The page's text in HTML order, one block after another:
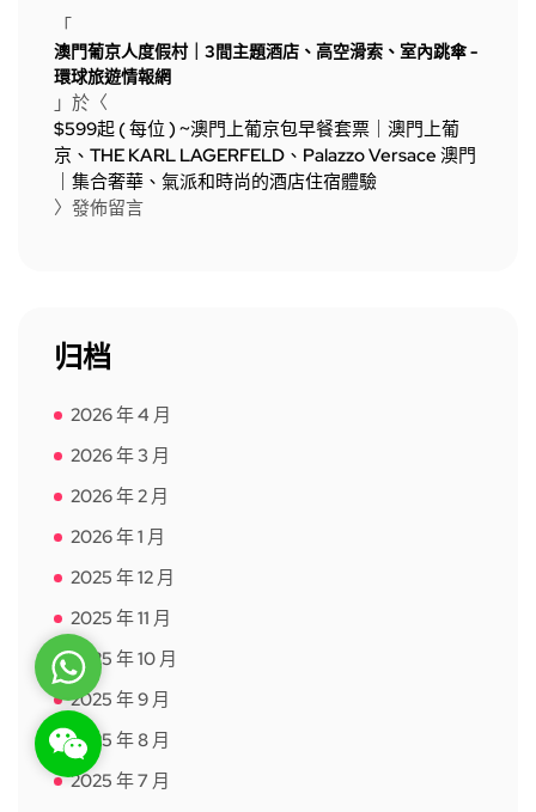
「
澳門葡京人度假村｜3間主題酒店、高空滑索、室內跳傘 -
環球旅遊情報網
」於〈
$599起 ( 每位 ) ~澳門上葡京包早餐套票｜澳門上葡
京、THE KARL LAGERFELD、Palazzo Versace 澳門
｜集合奢華、氣派和時尚的酒店住宿體驗
〉發佈留言
归档
2026 年 4 月
2026 年 3 月
2026 年 2 月
2026 年 1 月
2025 年 12 月
2025 年 11 月
2025 年 10 月
2025 年 9 月
2025 年 8 月
2025 年 7 月
WhatsApp
WeChat: rsgt819